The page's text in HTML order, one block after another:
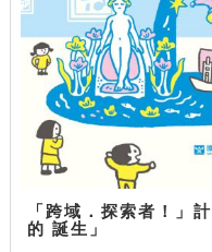
「跨域．探索者！」
的 誕生」